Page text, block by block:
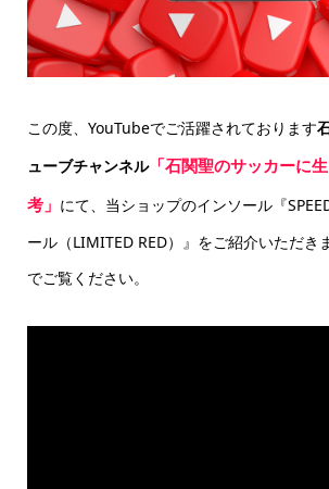
この度、YouTubeでご活躍されております
ューブチャンネル「石関聖のサッカーに
考」 にて、当ショップのインソール『
ール（LIMITED RED）』をご紹介いただき
でご覧ください。